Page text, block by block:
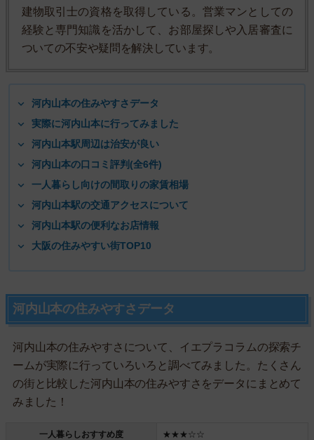
建物取引士の資格を取得している。営業マンとしての
経験と専門知識を活かして、お部屋探しや入居審査に
ついての不安や疑問を解決しています。
河内山本の住みやすさデータ
実際に河内山本に行ってみました
河内山本駅周辺は治安が良い
河内山本の口コミ評判(全6件)
一人暮らし向けの間取りの家賃相場
河内山本駅の交通アクセスについて
河内山本駅の便利なお店情報
大阪の住みやすい街TOP10
河内山本の住みやすさデータ
河内山本の住みやすさについて、イエプラコラムの探索チ
ームが実際に行っていろいろと調べてみました。たくさん
の街と比較した河内山本の住みやすさをデータにまとめて
みました！
一人暮らしおすすめ度 ★★★☆☆